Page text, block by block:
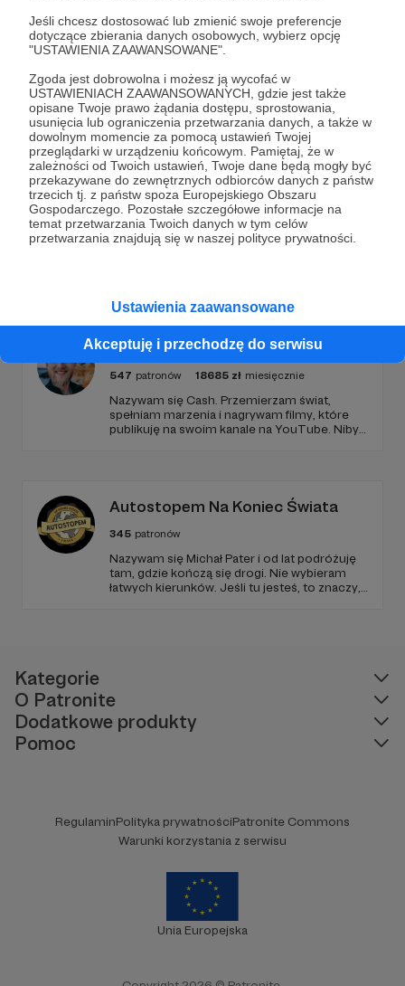
Jeśli chcesz dostosować lub zmienić swoje preferencje
dotyczące zbierania danych osobowych, wybierz opcję
"USTAWIENIA ZAAWANSOWANE".
Zgoda jest dobrowolna i możesz ją wycofać w
USTAWIENIACH ZAAWANSOWANYCH, gdzie jest także
opisane Twoje prawo żądania dostępu, sprostowania,
usunięcia lub ograniczenia przetwarzania danych, a także w
dowolnym momencie za pomocą ustawień Twojej
przeglądarki w urządzeniu końcowym. Pamiętaj, że w
zależności od Twoich ustawień, Twoje dane będą mogły być
przekazywane do zewnętrznych odbiorców danych z państw
trzecich tj. z państw spoza Europejskiego Obszaru
Gospodarczego. Pozostałe szczegółowe informacje na
temat przetwarzania Twoich danych w tym celów
przetwarzania znajdują się w naszej polityce prywatności.
Ustawienia zaawansowane
Akceptuję i przechodzę do serwisu
Dołącz do grona Patronów!
Wesprzyj działalność AutoraPolska Bajecznajuż
teraz!
Zostań Patronem
Cash
547 patronów 18685 zł miesięcznie
Nazywam się Cash. Przemierzam świat,
spełniam marzenia i nagrywam filmy, które
publikuję na swoim kanale na YouTube. Niby
Autostopem Na Koniec Świata
345 patronów
Nazywam się Michał Pater i od lat podróżuję
tam, gdzie kończą się drogi. Nie wybieram
łatwych kierunków. Jeśli tu jesteś, to znaczy,
Kategorie
O Patronite
Dodatkowe produkty
Pomoc
RegulaminPolityka prywatnościPatronite Commons
Warunki korzystania z serwisu
Unia Europejska